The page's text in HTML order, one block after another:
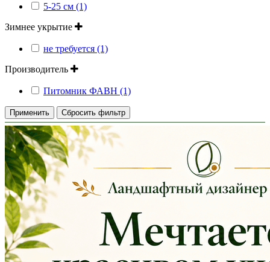
5-25 см (1)
Зимнее укрытие
не требуется (1)
Производитель
Питомник ФАВН (1)
Применить Сбросить фильтр